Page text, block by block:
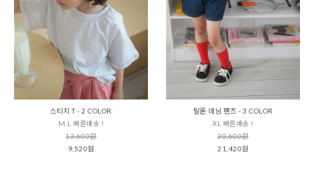
스티치 T - 2 COLOR
M,L 빠른배송 !
13,600원
9,520원
탈론 데님 팬츠 - 3 COLOR
XL 빠른배송 !
30,600원
21,420원